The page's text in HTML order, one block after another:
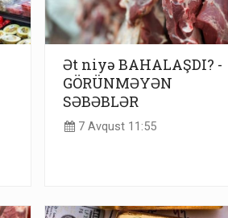
Ət niyə BAHALAŞDI? -
GÖRÜNMƏYƏN
SƏBƏBLƏR
7 Avqust 11:55